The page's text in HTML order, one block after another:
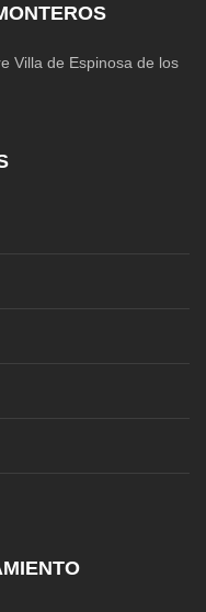
Villa de Espinosa de los